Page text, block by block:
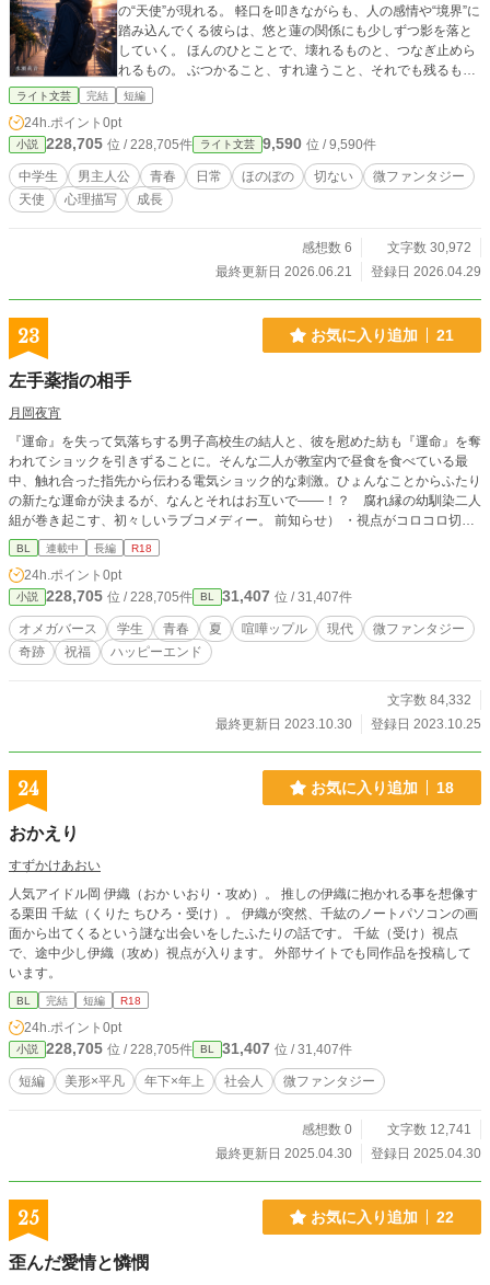
の“天使”が現れる。 軽口を叩きながらも、人の感情や“境界”に
踏み込んでくる彼らは、悠と蓮の関係にも少しずつ影を落と
していく。 ほんのひとことで、壊れるものと、つなぎ止めら
れるもの。 ぶつかること、すれ違うこと、それでも残るも
の。 これは、何でもない日常の中で、「同じ方向を向けな
交わすことで、少しだけ前に進むまでの物語。 ※本作では、
表紙・人物紹介の画像生成、構成整理、表現チェックにAIを
補助的に使用しています。 物語の設定・シナリオ・本文はす
べて作者自身によるオリジナルです。 AIによる本文生成には
該当せず、最終的な文章はすべて作者が執筆・推敲していま
ライト文芸 完結 短編
24h.ポイント 0pt
小説 228,705 位 / 228,705件 ライト文芸 9,590 位 / 9,590件
中学生 男主人公 青春 日常 ほのぼの 切ない
微ファンタジー
天使
心理描写 成長
感想数 6
文字数 30,972
最終更新日 2026.06.21
登録日 2026.04.29
23 お気に入り追加 21
左手薬指の相手
月岡夜宵
『運命』を失って気落ちする男子高校生の結人と、彼を慰めた紡も『運命』を奪
われてショックを引きずることに。そんな二人が教室内で昼食を食べている最
中、触れ合った指先から伝わる電気ショック的な刺激。ひょんなことからふたり
の新たな運命が決まるが、なんとそれはお互いで――！？ 腐れ縁の幼馴染二人
組が巻き起こす、初々しいラブコメディー。 前知らせ） ・視点がコロコロ切り
替わります。 ・オメガバース設定にオリジナル設定を加味しております。 ・妊
娠・出産シーンが出てきます。 ※かつて別名で公開していた作品になります。
旧題「オメガバース～運命の赤い糸」
BL 連載中 長編 R18
24h.ポイント 0pt
小説 228,705 位 / 228,705件 BL 31,407 位 / 31,407件
オメガバース 学生 青春 夏 喧嘩ップル 現代
微ファンタジー
奇跡
祝福 ハッピーエンド
文字数 84,332
最終更新日 2023.10.30
登録日 2023.10.25
24 お気に入り追加 18
おかえり
すずかけあおい
人気アイドル岡 伊織（おか いおり・攻め）。 推しの伊織に抱かれる事を想像す
る栗田 千紘（くりた ちひろ・受け）。 伊織が突然、千紘のノートパソコンの画
面から出てくるという謎な出会いをしたふたりの話です。 千紘（受け）視点
で、途中少し伊織（攻め）視点が入ります。 外部サイトでも同作品を投稿して
います。
BL 完結 短編 R18
24h.ポイント 0pt
小説 228,705 位 / 228,705件 BL 31,407 位 / 31,407件
短編 美形×平凡 年下×年上 社会人 微ファンタジー
感想数 0
文字数 12,741
最終更新日 2025.04.30
登録日 2025.04.30
25 お気に入り追加 22
歪んだ愛情と憐憫